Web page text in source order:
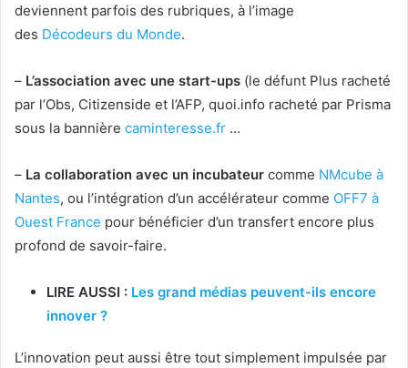
deviennent parfois des rubriques, à l’image
des Décodeurs du Monde.
– L’association avec une start-ups (le défunt Plus racheté
par l’Obs, Citizenside et l’AFP, quoi.info racheté par Prisma
sous la bannière caminteresse.fr …
– La collaboration avec un incubateur comme NMcube à
Nantes, ou l’intégration d’un accélérateur comme OFF7 à
Ouest France pour bénéficier d’un transfert encore plus
profond de savoir-faire.
LIRE AUSSI : Les grand médias peuvent-ils encore
innover ?
L’innovation peut aussi être tout simplement impulsée par